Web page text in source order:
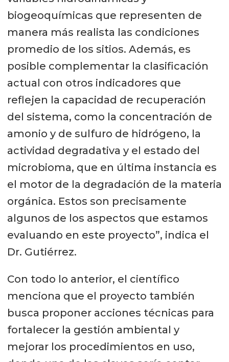
biogeoquímicas que representen de
manera más realista las condiciones
promedio de los sitios. Además, es
posible complementar la clasificación
actual con otros indicadores que
reflejen la capacidad de recuperación
del sistema, como la concentración de
amonio y de sulfuro de hidrógeno, la
actividad degradativa y el estado del
microbioma, que en última instancia es
el motor de la degradación de la materia
orgánica. Estos son precisamente
algunos de los aspectos que estamos
evaluando en este proyecto”, indica el
Dr. Gutiérrez.
Con todo lo anterior, el científico
menciona que el proyecto también
busca proponer acciones técnicas para
fortalecer la gestión ambiental y
mejorar los procedimientos en uso,